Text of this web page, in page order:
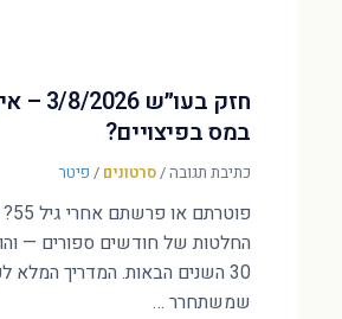
חזק
במס בפיצויים?
כתיבת תגובה/סרטונים / פיטר
החלטות של חודשים ספורים —
30 השנים הבאות. המדריך המלא
שמשתחרר …